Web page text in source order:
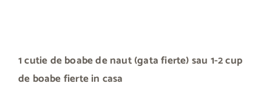
1 cutie de boabe de naut (gata fierte) sau 1-2 cup
de boabe fierte in casa